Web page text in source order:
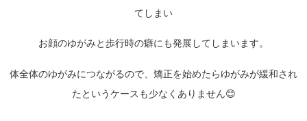
てしまい
お顔のゆがみと歩行時の癖にも発展してしまいます。
体全体のゆがみにつながるので、矯正を始めたらゆがみが緩和され
たというケースも少なくありません😊